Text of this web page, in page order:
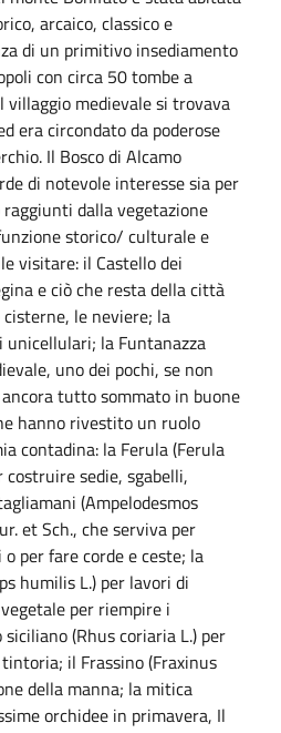
arcaico, classico e
di un primitivo insediamento
con circa 50 tombe a
medievale si trovava
era circondato da poderose
Il Bosco di Alcamo
di notevole interesse sia per
dalla vegetazione
storico/ culturale e
visitare: il Castello dei
e ciò che resta della città
le neviere; la
unicellulari; la Funtanazza
uno dei pochi, se non
ancora tutto sommato in buone
hanno rivestito un ruolo
contadina: la Ferula (Ferula
sedie, sgabelli,
(Ampelodesmos
et Sch., che serviva per
per fare corde e ceste; la
humilis L.) per lavori di
per riempire i
(Rhus coriaria L.) per
il Frassino (Fraxinus
della manna; la mitica
orchidee in primavera, Il